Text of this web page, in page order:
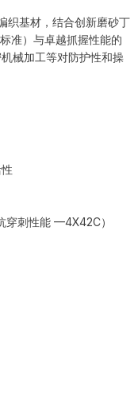
织基材，结合创新磨砂丁
准）与卓越抓握性能的
械加工等对防护性和操
穿刺性能 —4X42C）